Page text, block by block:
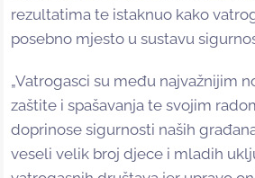
rezultatima te istaknuo kako
posebno mjesto u sustavu
„Vatrogasci su među najvažnijim
zaštite i spašavanja te svojim
doprinose sigurnosti naših
veseli velik broj djece i mladih